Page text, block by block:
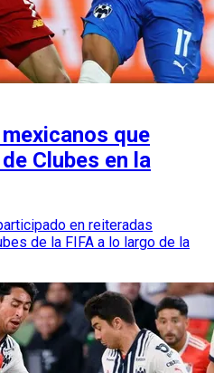
que
Clubes en la
en reiteradas
de la FIFA a lo largo de la